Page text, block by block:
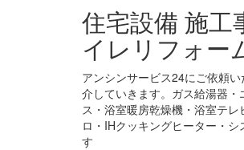
住宅設備 施工
イレリフォー
アンシンサービス24にご依頼
介していきます。ガス給湯器
ス・浴室暖房乾燥機・浴室テ
ロ・IHクッキングヒーター・
す